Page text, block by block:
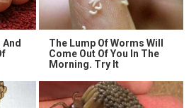
The Lump Of Worms Will
Come Out Of You In The
Morning. Try It